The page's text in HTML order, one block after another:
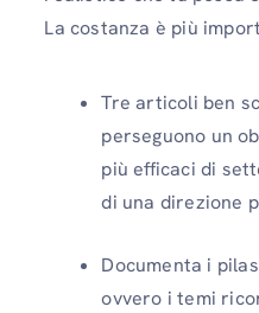
La costanza è più
Tre articoli ben
perseguono un
più efficaci di
di una direzione
Documenta i
ovvero i temi